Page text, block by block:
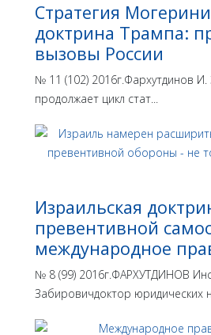
Стратегия
доктрина Трампа:
вызовы России
№ 11 (102) 2016г.Фархутдинов И.
продолжает цикл стат...
Израильская
превентивной
международное
№ 8 (99) 2016г.ФАРХУТДИНОВ
Забировичдоктор юридических